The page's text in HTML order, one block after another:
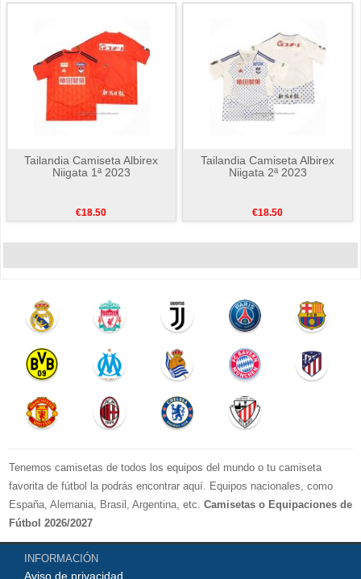
Tailandia Camiseta Albirex
Niigata 1ª 2023
€18.50
Tailandia Camiseta Albirex
Niigata 2ª 2023
€18.50
Tenemos camisetas de todos los equipos del mundo o tu camiseta
favorita de fútbol la podrás encontrar aquí. Equipos nacionales, como
España, Alemania, Brasil, Argentina, etc. Camisetas o Equipaciones de
Fútbol 2026/2027
La LIGA 2026-2027 : Real Madrid, Barcelona, Atletico Madrid, Sevilla,
Real Betis, Valencia, Athletic Bilbao, Real Sociedad, Deportivo de La
INFORMACIÓN
Aviso de privacidad